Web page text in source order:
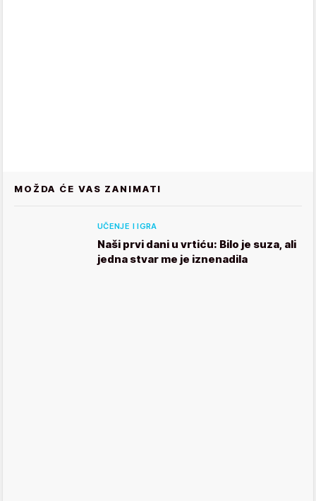
MOŽDA ĆE VAS ZANIMATI
UČENJE I IGRA
Naši prvi dani u vrtiću: Bilo je suza, ali
jedna stvar me je iznenadila